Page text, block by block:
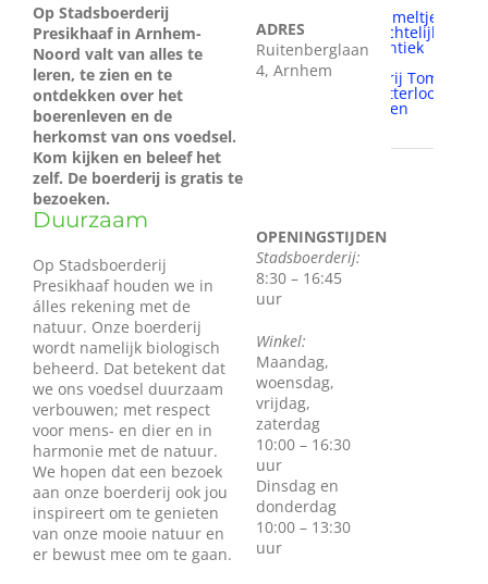
Op Stadsboerderij
Presikhaaf in Arnhem-
Noord valt van alles te
leren, te zien en te
ontdekken over het
boerenleven en de
herkomst van ons voedsel.
Kom kijken en beleef het
zelf. De boerderij is gratis te
bezoeken.
Duurzaam
Op Stadsboerderij
Presikhaaf houden we in
álles rekening met de
natuur. Onze boerderij
wordt namelijk biologisch
beheerd. Dat betekent dat
we ons voedsel duurzaam
verbouwen; met respect
voor mens- en dier en in
harmonie met de natuur.
We hopen dat een bezoek
aan onze boerderij ook jou
inspireert om te genieten
van onze mooie natuur en
er bewust mee om te gaan.
ADRES
Ruitenberglaan
4, Arnhem
OPENINGSTIJDEN
Stadsboerderij:
8:30 – 16:45
uur
Winkel:
Maandag,
woensdag,
vrijdag,
zaterdag
10:00 – 16:30
uur
Dinsdag en
donderdag
10:00 – 13:30
uur
't Hommeltje
ambachtelijk
authentiek
brood
Bakkerij Tom
van Otterloo
mens en